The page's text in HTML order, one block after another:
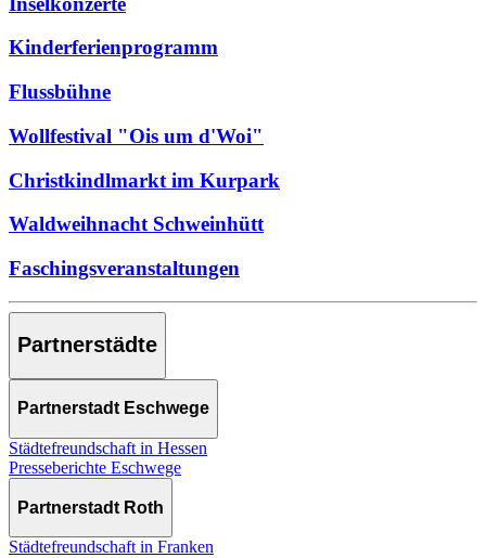
Kinderferienprogramm
Flussbühne
Wollfestival "Ois um d'Woi"
Christkindlmarkt im Kurpark
Waldweihnacht Schweinhütt
Faschingsveranstaltungen
Partnerstädte
Partnerstadt Eschwege
Städtefreundschaft in Hessen
Presseberichte Eschwege
Partnerstadt Roth
Städtefreundschaft in Franken